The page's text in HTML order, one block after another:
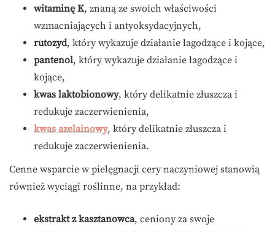
witaminę K, znaną ze swoich właściwości
wzmacniających i antyoksydacyjnych,
rutozyd, który wykazuje działanie łagodzące i kojące,
pantenol, który wykazuje działanie łagodzące i
kojące,
kwas laktobionowy, który delikatnie złuszcza i
redukuje zaczerwienienia,
kwas azelainowy, który delikatnie złuszcza i
redukuje zaczerwienienia.
Cenne wsparcie w pielęgnacji cery naczyniowej stanowią
również wyciągi roślinne, na przykład:
ekstrakt z kasztanowca, ceniony za swoje